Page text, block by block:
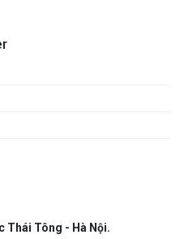
Thái Tông - Hà Nội.